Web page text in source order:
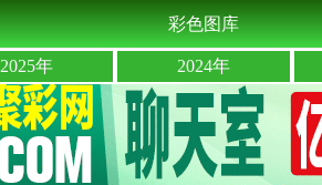
彩色图库
2025年 2024年